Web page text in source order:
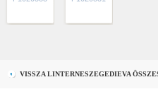
VISSZA LINTERNESZEGEDIEVA